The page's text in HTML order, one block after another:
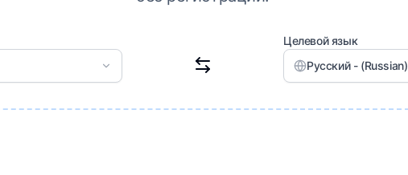
Целевой язык
Русский - (Russian)